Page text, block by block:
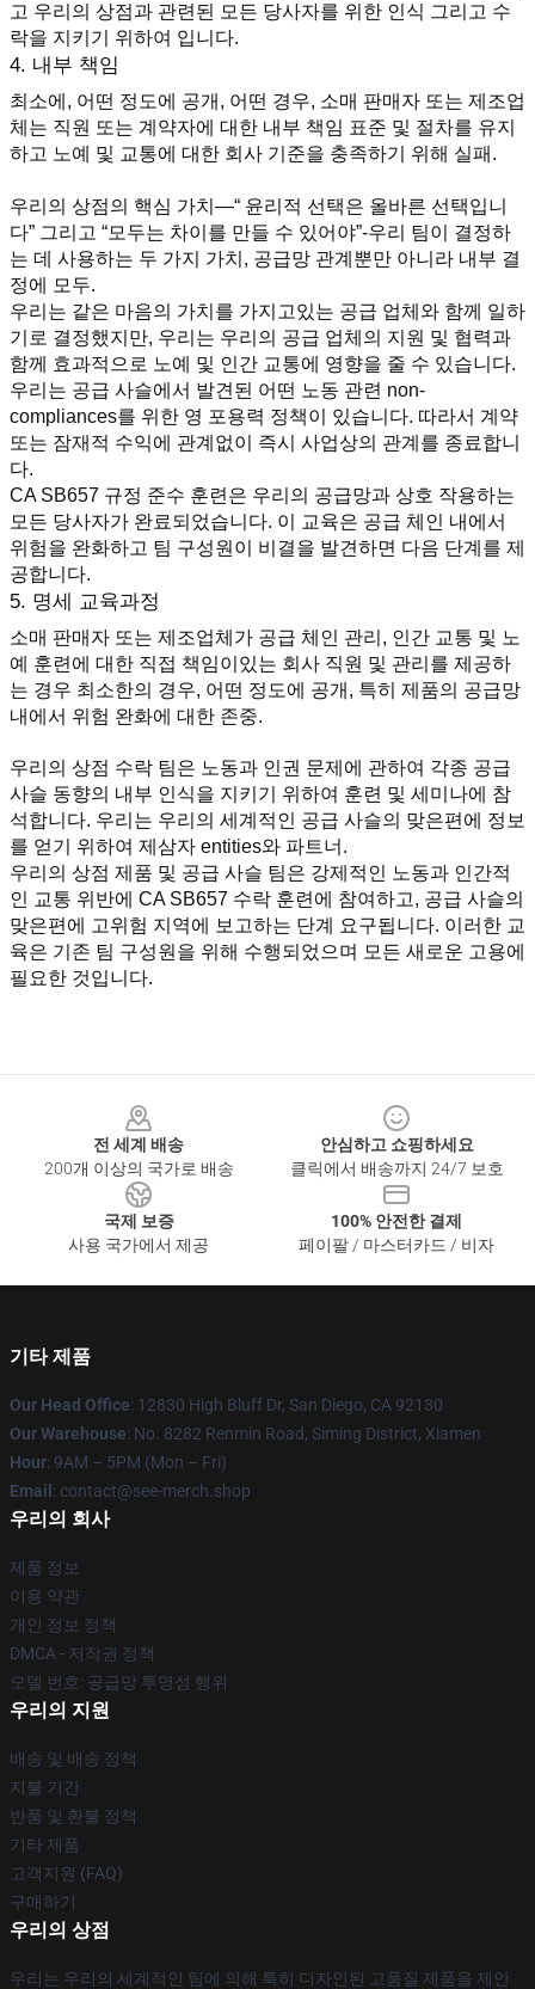
고 우리의 상점과 관련된 모든 당사자를 위한 인식 그리고 수
락을 지키기 위하여 입니다.
4. 내부 책임
최소에, 어떤 정도에 공개, 어떤 경우, 소매 판매자 또는 제조업
체는 직원 또는 계약자에 대한 내부 책임 표준 및 절차를 유지
하고 노예 및 교통에 대한 회사 기준을 충족하기 위해 실패.
우리의 상점의 핵심 가치—“ 윤리적 선택은 올바른 선택입니
다” 그리고 “모두는 차이를 만들 수 있어야”-우리 팀이 결정하
는 데 사용하는 두 가지 가치, 공급망 관계뿐만 아니라 내부 결
정에 모두.
우리는 같은 마음의 가치를 가지고있는 공급 업체와 함께 일하
기로 결정했지만, 우리는 우리의 공급 업체의 지원 및 협력과
함께 효과적으로 노예 및 인간 교통에 영향을 줄 수 있습니다.
우리는 공급 사슬에서 발견된 어떤 노동 관련 non-
compliances를 위한 영 포용력 정책이 있습니다. 따라서 계약
또는 잠재적 수익에 관계없이 즉시 사업상의 관계를 종료합니
다.
CA SB657 규정 준수 훈련은 우리의 공급망과 상호 작용하는
모든 당사자가 완료되었습니다. 이 교육은 공급 체인 내에서
위험을 완화하고 팀 구성원이 비결을 발견하면 다음 단계를 제
공합니다.
5. 명세 교육과정
소매 판매자 또는 제조업체가 공급 체인 관리, 인간 교통 및 노
예 훈련에 대한 직접 책임이있는 회사 직원 및 관리를 제공하
는 경우 최소한의 경우, 어떤 정도에 공개, 특히 제품의 공급망
내에서 위험 완화에 대한 존중.
우리의 상점 수락 팀은 노동과 인권 문제에 관하여 각종 공급
사슬 동향의 내부 인식을 지키기 위하여 훈련 및 세미나에 참
석합니다. 우리는 우리의 세계적인 공급 사슬의 맞은편에 정보
를 얻기 위하여 제삼자 entities와 파트너.
우리의 상점 제품 및 공급 사슬 팀은 강제적인 노동과 인간적
인 교통 위반에 CA SB657 수락 훈련에 참여하고, 공급 사슬의
맞은편에 고위험 지역에 보고하는 단계 요구됩니다. 이러한 교
육은 기존 팀 구성원을 위해 수행되었으며 모든 새로운 고용에
필요한 것입니다.
전 세계 배송
200개 이상의 국가로 배송
안심하고 쇼핑하세요
클릭에서 배송까지 24/7 보호
국제 보증
사용 국가에서 제공
100% 안전한 결제
페이팔 / 마스터카드 / 비자
기타 제품
Our Head Office: 12830 High Bluff Dr, San Diego, CA 92130
Our Warehouse: No. 8282 Renmin Road, Siming District, Xiamen
Hour: 9AM – 5PM (Mon – Fri)
Email : contact@see-merch.shop
우리의 회사
제품 정보
이용 약관
개인 정보 정책
DMCA - 저작권 정책
모델 번호: 공급망 투명성 행위
우리의 지원
배송 및 배송 정책
지불 기간
반품 및 환불 정책
기타 제품
고객지원 (FAQ)
구매하기
우리의 상점
우리는 우리의 세계적인 팀에 의해 특히 디자인된 고품질 제품을 제안